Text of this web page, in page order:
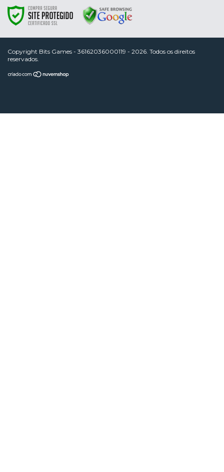
Copyright Bits Games - 36162036000119 - 2026. Todos os direitos
reservados.